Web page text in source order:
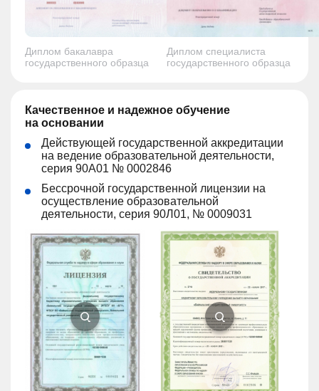
Диплом бакалавра
государственного образца
Диплом специалиста
государственного образца
Качественное и надежное обучение
на основании
Действующей государственной аккредитации
на ведение образовательной деятельности,
серия 90А01 № 0002846
Бессрочной государственной лицензии на
осуществление образовательной
деятельности, серия 90Л01, № 0009031